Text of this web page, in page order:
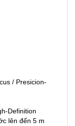
/ Presicion-
Definition
lên đến 5 m